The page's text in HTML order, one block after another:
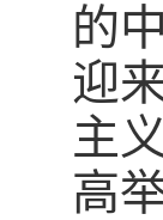
的
迎
主
高